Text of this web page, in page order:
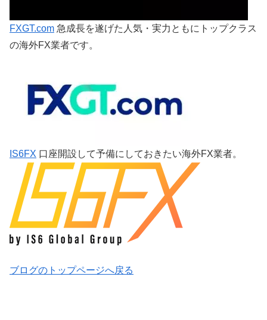
FXGT.com 急成長を遂げた人気・実力ともにトップクラス
の海外FX業者です。
IS6FX 口座開設して予備にしておきたい海外FX業者。
ブログのトップページへ戻る